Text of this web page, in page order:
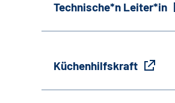
Technische*n Leiter*in
Küchenhilfskraft